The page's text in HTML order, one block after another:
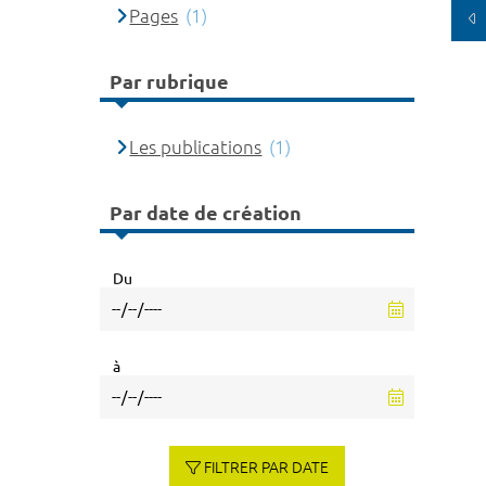
Pages (1)
Par rubrique
Les publications (1)
Par date de création
Du
à
FILTRER PAR DATE